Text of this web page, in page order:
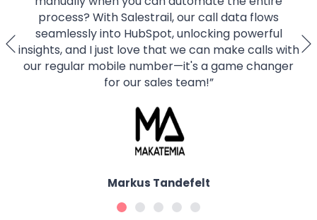
process? With Salestrail, our call data flows
seamlessly into HubSpot, unlocking powerful
insights, and I just love that we can make calls with
our regular mobile number—it's a game changer
for our sales team!”
Markus Tandefelt